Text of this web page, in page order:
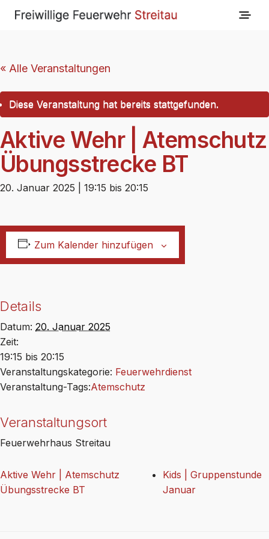
« Alle Veranstaltungen
Diese Veranstaltung hat bereits stattgefunden.
Aktive Wehr | Atemschutz
Übungsstrecke BT
20. Januar 2025 | 19:15 bis 20:15
Zum Kalender hinzufügen
Details
Datum: 20. Januar 2025
Zeit:
19:15 bis 20:15
Veranstaltungskategorie: Feuerwehrdienst
Veranstaltung-Tags:Atemschutz
Veranstaltungsort
Feuerwehrhaus Streitau
Aktive Wehr | Atemschutz
Übungsstrecke BT
Kids | Gruppenstunde
Januar